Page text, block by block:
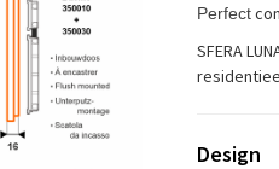
Perfect
SFERA
Design